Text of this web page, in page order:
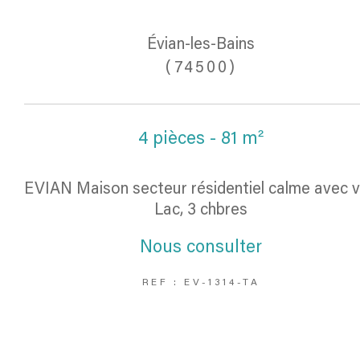
Évian-les-Bains
(74500)
4 pièces - 81 m²
EVIAN Maison secteur résidentiel calme avec
Lac, 3 chbres
Nous consulter
REF : EV-1314-TA